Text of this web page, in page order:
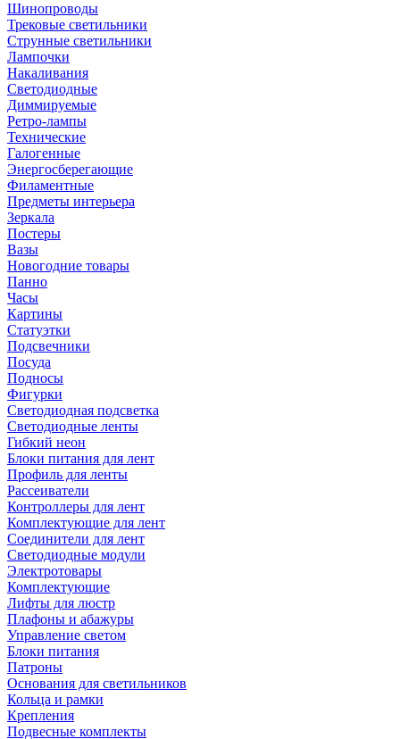
Шинопроводы
Трековые светильники
Струнные светильники
Лампочки
Накаливания
Светодиодные
Диммируемые
Ретро-лампы
Технические
Галогенные
Энергосберегающие
Филаментные
Предметы интерьера
Зеркала
Постеры
Вазы
Новогодние товары
Панно
Часы
Картины
Статуэтки
Подсвечники
Посуда
Подносы
Фигурки
Светодиодная подсветка
Светодиодные ленты
Гибкий неон
Блоки питания для лент
Профиль для ленты
Рассеиватели
Контроллеры для лент
Комплектующие для лент
Соединители для лент
Светодиодные модули
Электротовары
Комплектующие
Лифты для люстр
Плафоны и абажуры
Управление светом
Блоки питания
Патроны
Основания для светильников
Кольца и рамки
Крепления
Подвесные комплекты